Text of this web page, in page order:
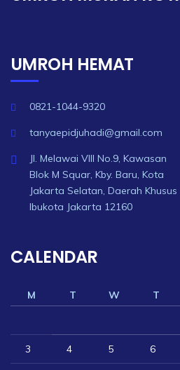
UMROH HEMAT
0821-1044-9320
tanyaepidjuhadi@gmail.com
Jl. Melawai VIII No.9, Kawasan
Blok M Squar, Kby. Baru, Kota
Jakarta Selatan, Daerah Khusus
Ibukota Jakarta 12160
CALENDAR
M T W T
3 4 5 6